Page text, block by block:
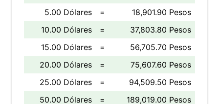
5.00 Dólares
=
18,901.90 Pesos
10.00 Dólares
=
37,803.80 Pesos
15.00 Dólares
=
56,705.70 Pesos
20.00 Dólares
=
75,607.60 Pesos
25.00 Dólares
=
94,509.50 Pesos
50.00 Dólares
=
189,019.00 Pesos